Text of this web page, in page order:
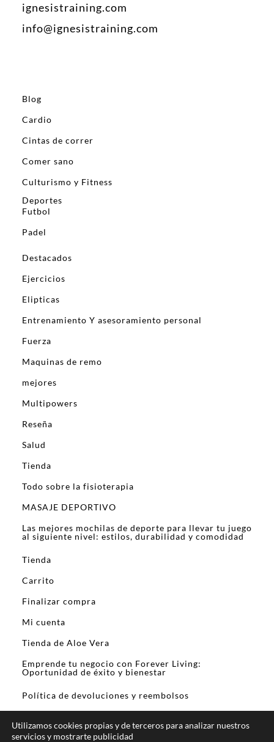
ignesistraining.com
info@ignesistraining.com
Blog
Cardio
Cintas de correr
Comer sano
Culturismo y Fitness
Deportes
Futbol
Padel
Destacados
Ejercicios
Elipticas
Entrenamiento Y asesoramiento personal
Fuerza
Maquinas de remo
mejores
Multipowers
Reseña
Salud
Tienda
Todo sobre la fisioterapia
MASAJE DEPORTIVO
Las mejores mochilas de deporte para llevar tu juego
al siguiente nivel: estilos, durabilidad y comodidad
Tienda
Carrito
Finalizar compra
Mi cuenta
Tienda de Aloe Vera
Emprende tu negocio con Forever Living:
Oportunidad de éxito y bienestar
Política de devoluciones y reembolsos
Utilizamos cookies propias y de terceros para analizar nuestros
servicios y mostrarte publicidad